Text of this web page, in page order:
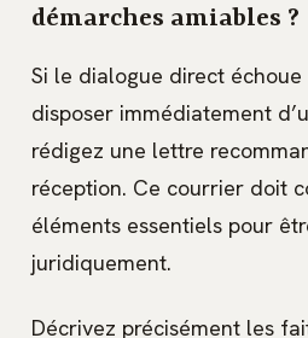
démarches amiables ?
Si le dialogue direct
disposer immédiatement
rédigez une lettre
réception. Ce courrier doit
éléments essentiels pour
juridiquement.
Décrivez précisément les